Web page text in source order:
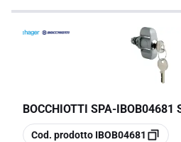
BOCCHIOTTI SPA-IBOB04681
copia
Cod. prodotto IBOB04681